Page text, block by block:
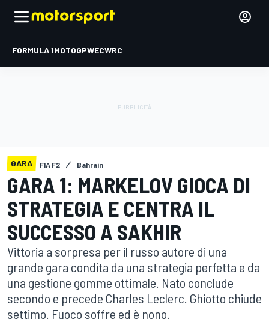
FORMULA 1MOTOGPWECWRC
GARA FIA F2 Bahrain
GARA 1: MARKELOV GIOCA DI
STRATEGIA E CENTRA IL
SUCCESSO A SAKHIR
Vittoria a sorpresa per il russo autore di una
grande gara condita da una strategia perfetta e da
una gestione gomme ottimale. Nato conclude
secondo e precede Charles Leclerc. Ghiotto chiude
settimo. Fuoco soffre ed è nono.